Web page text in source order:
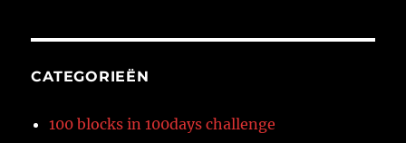
CATEGORIEËN
100 blocks in 100days challenge